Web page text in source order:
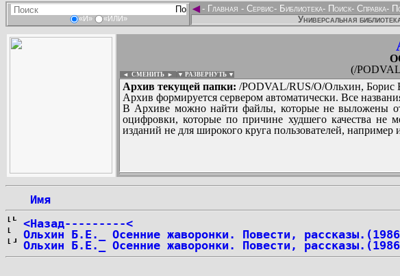
«И» «ИЛИ»
◄- Главная - Сервис- Библиотека- Поиск- Справка-
Универсальная
(/
◄ СМЕНИТЬ ► ▼ РАЗВЕРНУТЬ ▼
Архив текущей папки: /PODVAL/RUS/O/Ольхин, Борис
Архив формируется сервером автоматически. Все
В Архиве можно найти файлы, которые не выложены
оцифровки, которые по причине худшего качества не
изданий не для широкого круга пользователей, например
...
Имя
<Назад---------<
Ольхин Б.Е._ Осенние жаворонки. Повести,
Ольхин Б.Е._ Осенние жаворонки. Повести,